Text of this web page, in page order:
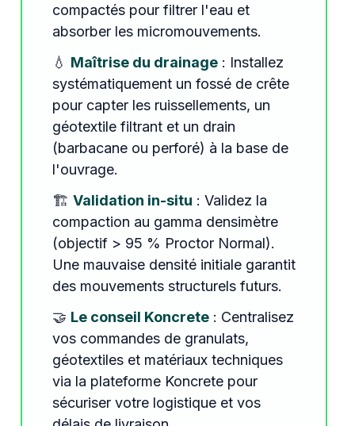
compactés pour filtrer l'eau et
absorber les micromouvements.
💧 Maîtrise du drainage: Installez
systématiquement un fossé de crête
pour capter les ruissellements, un
géotextile filtrant et un drain
(barbacane ou perforé) à la base de
l'ouvrage.
🏗️ Validation in-situ : Validez la
compaction au gamma densimètre
(objectif > 95 % Proctor Normal).
Une mauvaise densité initiale garantit
des mouvements structurels futurs.
🤝 Le conseil Koncrete: Centralisez
vos commandes de granulats,
géotextiles et matériaux techniques
via la plateforme Koncrete pour
sécuriser votre logistique et vos